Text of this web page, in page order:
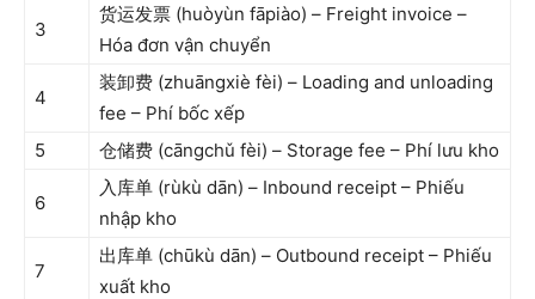
3
货运发票 (huòyùn fāpiào) – Freight invoice –
Hóa đơn vận chuyển
4
装卸费 (zhuāngxiè fèi) – Loading and unloading
fee – Phí bốc xếp
5
仓储费 (cāngchǔ fèi) – Storage fee – Phí lưu kho
6
入库单 (rùkù dān) – Inbound receipt – Phiếu
nhập kho
7
出库单 (chūkù dān) – Outbound receipt – Phiếu
xuất kho